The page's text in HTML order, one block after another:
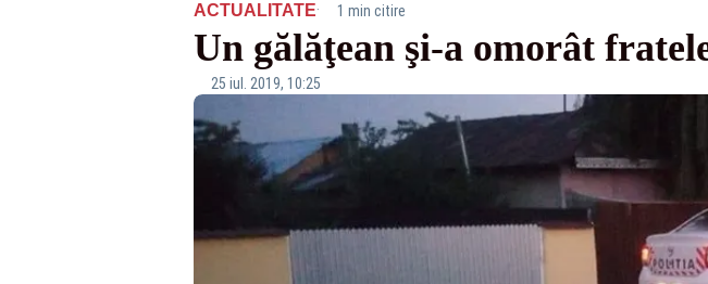
ACTUALITATE· 1 min citire
Un gălăţean şi-a omorât
25 iul. 2019, 10:25